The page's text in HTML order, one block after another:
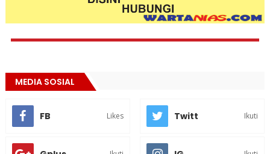
MEDIA SOSIAL
FB Likes Twitt Ikuti